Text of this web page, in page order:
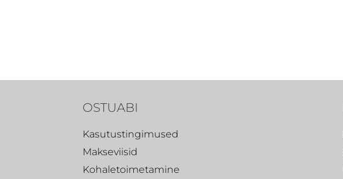
OSTUABI
Kasutustingimused
Makseviisid
Kohaletoimetamine